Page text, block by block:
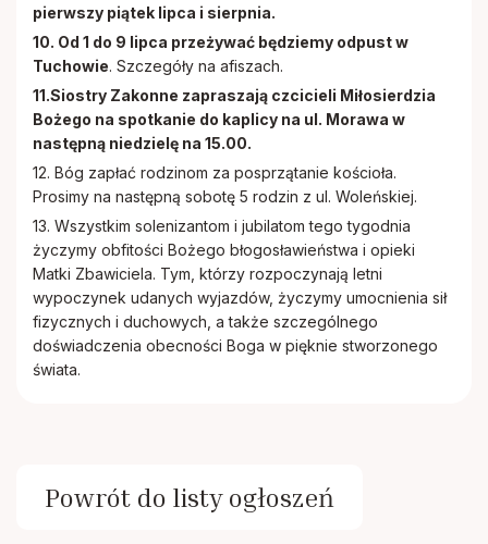
pierwszy piątek lipca i sierpnia.
10. Od 1 do 9 lipca przeżywać będziemy odpust w
Tuchowie. Szczegóły na afiszach.
11.Siostry Zakonne zapraszają czcicieli Miłosierdzia
Bożego na spotkanie do kaplicy na ul. Morawa w
następną niedzielę na 15.00.
12. Bóg zapłać rodzinom za posprzątanie kościoła.
Prosimy na następną sobotę 5 rodzin z ul. Woleńskiej.
13. Wszystkim solenizantom i jubilatom tego tygodnia
życzymy obfitości Bożego błogosławieństwa i opieki
Matki Zbawiciela. Tym, którzy rozpoczynają letni
wypoczynek udanych wyjazdów, życzymy umocnienia sił
fizycznych i duchowych, a także szczególnego
doświadczenia obecności Boga w pięknie stworzonego
świata.
Powrót do listy ogłoszeń